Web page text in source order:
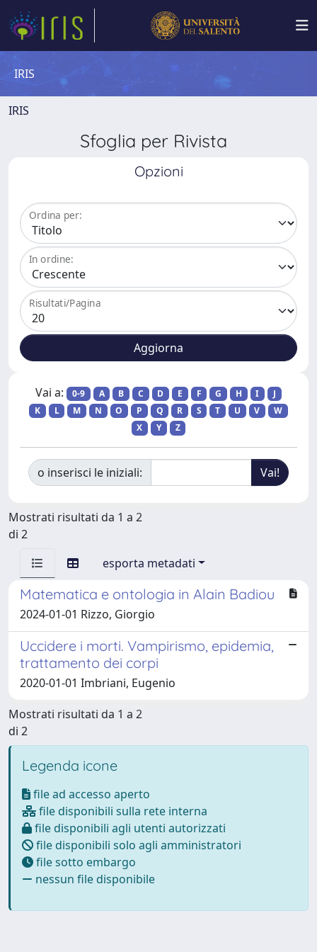
IRIS
IRIS
Sfoglia per Rivista
Opzioni
Ordina per:
In ordine:
Risultati/Pagina
Vai a: 0-9 A B C D E F G H I
J
K
L M N O P Q R S T U V
W
X
Y Z
o inserisci le iniziali:
Mostrati risultati da 1 a 2
di 2
esporta metadati
Matematica e ontologia in Alain Badiou
2024-01-01 Rizzo, Giorgio
Uccidere i morti. Vampirismo, epidemia,
trattamento dei corpi
2020-01-01 Imbriani, Eugenio
Mostrati risultati da 1 a 2
di 2
Legenda icone
file ad accesso aperto
file disponibili sulla rete interna
file disponibili agli utenti autorizzati
file disponibili solo agli amministratori
file sotto embargo
nessun file disponibile